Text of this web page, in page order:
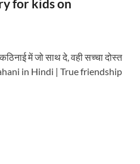
for kids on
में जो साथ दे, वही सच्चा दोस्त
in Hindi | True friendship